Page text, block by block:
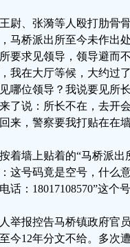
尉、张漪等人殴打肋骨
马桥派出所至今未作出
要求见领导，领导避而
我在大厅等候，大约过
哪位领导？我说要见所
了说：所长不在，去开
来，警察要我打贴在在
着墙上贴着的“马桥派出
这号码竟是空号，什么
话：18017108570”这个
举报控告马桥镇政府官
今12年分文不给。多次